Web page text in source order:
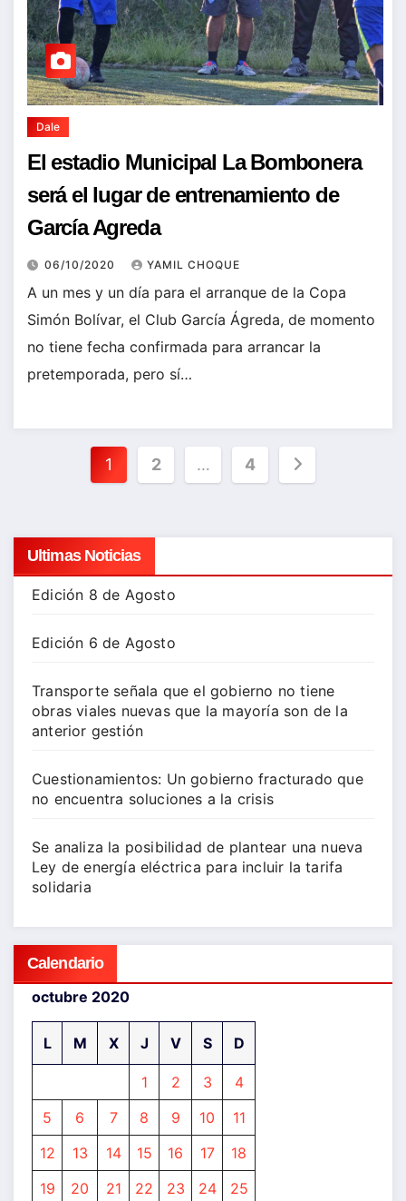
Dale
El estadio Municipal La Bombonera
será el lugar de entrenamiento de
García Agreda
06/10/2020 YAMIL CHOQUE
A un mes y un día para el arranque de la Copa
Simón Bolívar, el Club García Ágreda, de momento
no tiene fecha confirmada para arrancar la
pretemporada, pero sí…
Paginación
entradas
1 2 … 4
Ultimas Noticias
Edición 8 de Agosto
Edición 6 de Agosto
Transporte señala que el gobierno no tiene
obras viales nuevas que la mayoría son de la
anterior gestión
Cuestionamientos: Un gobierno fracturado que
no encuentra soluciones a la crisis
Se analiza la posibilidad de plantear una nueva
Ley de energía eléctrica para incluir la tarifa
solidaria
Calendario
octubre 2020
L M X J V S D
1 2 3
4
5
6 7 8 9 10
11
12
13 14 15 16 17
18
19
20 21 22 23 24
25